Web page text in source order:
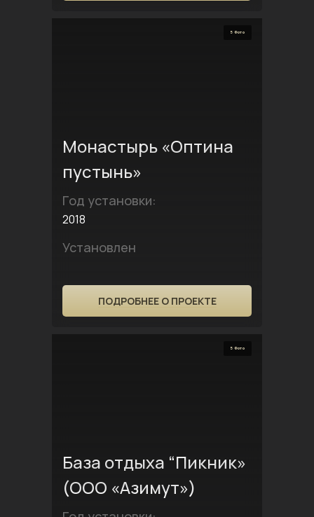
5 Фото
Монастырь «Оптина
пустынь»
Год установки:
2018
Установлен
ПОДРОБНЕЕ О ПРОЕКТЕ
5 Фото
База отдыха “Пикник»
(ООО «Азимут»)